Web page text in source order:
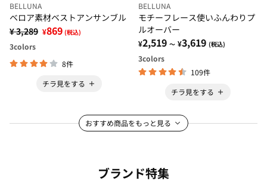
BELLUNA
ベロア素材ベストアンサンブル
¥ 3,289 ¥869 (税込)
3colors
8件
チラ見をする
BELLUNA
モチーフレース使いふんわりプ
ルオーバー
¥2,519 ～ ¥3,619 (税込)
3colors
109件
チラ見をする
おすすめ商品をもっと見る
ブランド特集